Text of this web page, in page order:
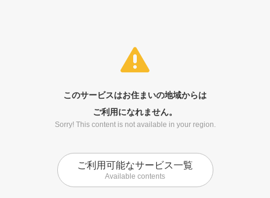
このサービスはお住まいの地域からは
ご利用になれません。
Sorry! This content is not available in your region.
ご利用可能なサービス一覧
Available contents